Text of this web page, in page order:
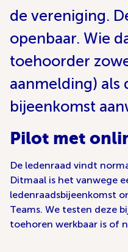
de vereniging.
openbaar. Wie
toehoorder
aanmelding) als
bijeenkomst
Pilot met
De ledenraad vindt
Ditmaal is het vanwege
ledenraadsbijeenkomst
Teams. We testen deze
toehoren werkbaar is of